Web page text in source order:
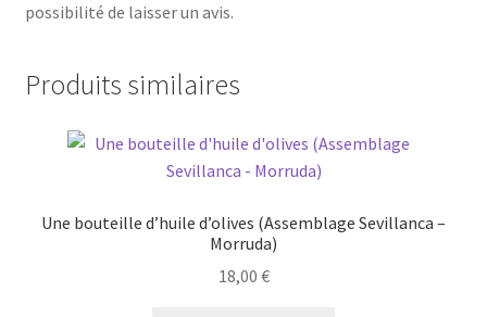
possibilité de laisser un avis.
Produits similaires
Une bouteille d’huile d’olives (Assemblage Sevillanca –
Morruda)
18,00 €